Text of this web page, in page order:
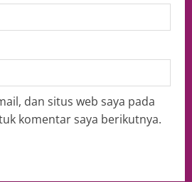
dan situs web saya pada
komentar saya berikutnya.